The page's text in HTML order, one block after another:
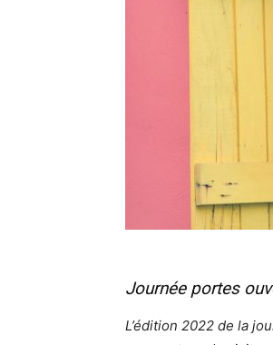
Journée portes
L’édition 2022 de la